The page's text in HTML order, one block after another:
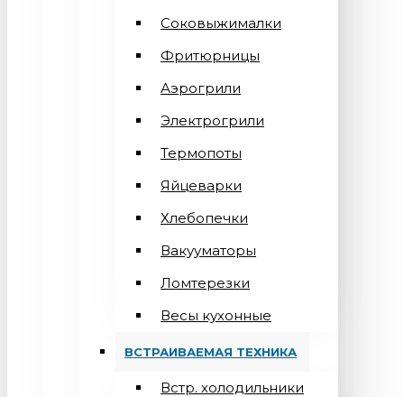
Соковыжималки
Фритюрницы
Аэрогрили
Электрогрили
Термопоты
Яйцеварки
Хлебопечки
Вакууматоры
Ломтерезки
Весы кухонные
ВСТРАИВАЕМАЯ ТЕХНИКА
Встр. холодильники